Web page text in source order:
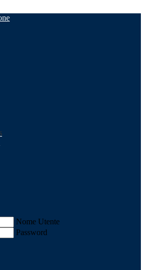
Nome Utente
Password